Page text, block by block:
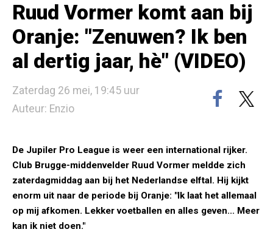
Ruud Vormer komt aan bij
Oranje: "Zenuwen? Ik ben
al dertig jaar, hè" (VIDEO)
Zaterdag 26 mei, 19:45 uur
Auteur: Enzio
De Jupiler Pro League is weer een international rijker.
Club Brugge-middenvelder Ruud Vormer meldde zich
zaterdagmiddag aan bij het Nederlandse elftal. Hij kijkt
enorm uit naar de periode bij Oranje: "Ik laat het allemaal
op mij afkomen. Lekker voetballen en alles geven... Meer
kan ik niet doen."